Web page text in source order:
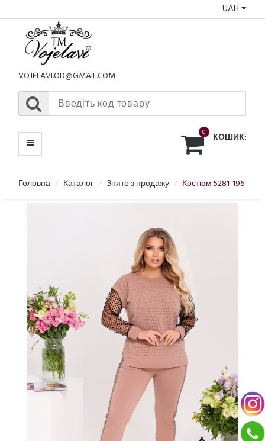
UAH
VOJELAVI.OD@GMAIL.COM
0 КОШИК:
МЕНЮ
Головна Каталог Знято з продажу Костюм 5281-196